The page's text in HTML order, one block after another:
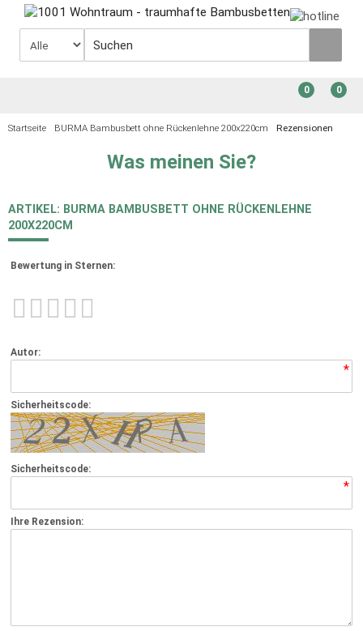
0
0
Startseite BURMA Bambusbett ohne Rückenlehne 200x220cm Rezensionen
Was meinen Sie?
ARTIKEL: BURMA BAMBUSBETT OHNE RÜCKENLEHNE
200X220CM
Bewertung in Sternen:
Autor:
*
Sicherheitscode:
Sicherheitscode:
*
Ihre Rezension: